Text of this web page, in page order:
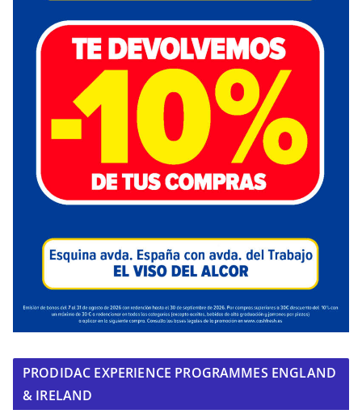
PRODIDAC EXPERIENCE PROGRAMMES ENGLAND
& IRELAND